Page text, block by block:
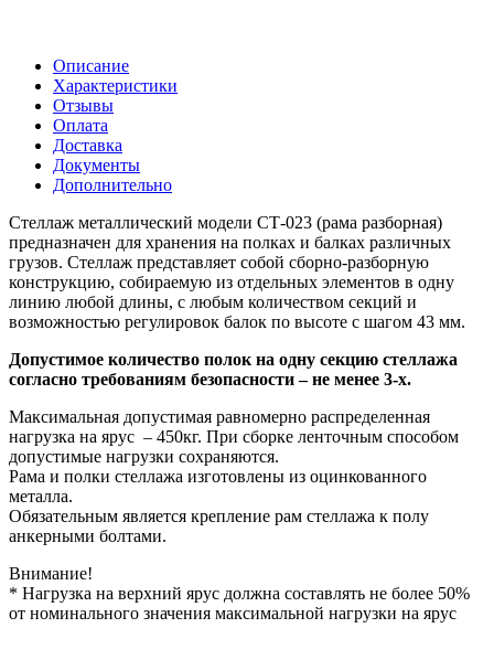
Описание
Характеристики
Отзывы
Оплата
Доставка
Документы
Дополнительно
Стеллаж металлический модели СТ-023 (рама разборная)
предназначен для хранения на полках и балках различных
грузов. Стеллаж представляет собой сборно-разборную
конструкцию, собираемую из отдельных элементов в одну
линию любой длины, с любым количеством секций и
возможностью регулировок балок по высоте с шагом 43 мм.
Допустимое количество полок на одну секцию стеллажа
согласно требованиям безопасности – не менее 3-х.
Максимальная допустимая равномерно распределенная
нагрузка на ярус – 450кг. При сборке ленточным способом
допустимые нагрузки сохраняются.
Рама и полки стеллажа изготовлены из оцинкованного
металла.
Обязательным является крепление рам стеллажа к полу
анкерными болтами.
Внимание!
* Нагрузка на верхний ярус должна составлять не более 50%
от номинального значения максимальной нагрузки на ярус